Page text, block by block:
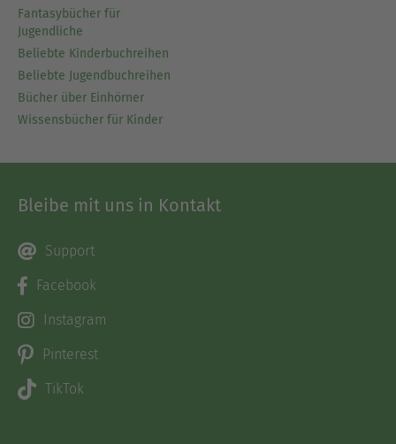
Fantasybücher für
Jugendliche
Beliebte Kinderbuchreihen
Beliebte Jugendbuchreihen
Bücher über Einhörner
Wissensbücher für Kinder
Bleibe mit uns in Kontakt
Support
Facebook
Instagram
Pinterest
TikTok